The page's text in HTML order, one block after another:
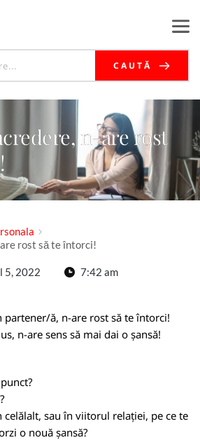
CAUTĂ
n-are rost
rost să te întorci!
5, 2022
7:42 am
partener/ă, n-are rost să te întorci!
n-are sens să mai dai o șansă!
celălalt, sau în viitorul relației, pe ce te
o nouă șansă?